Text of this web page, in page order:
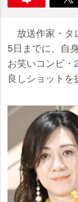
放送作家・タ
5日までに、自
お笑いコンビ・
良しショットを